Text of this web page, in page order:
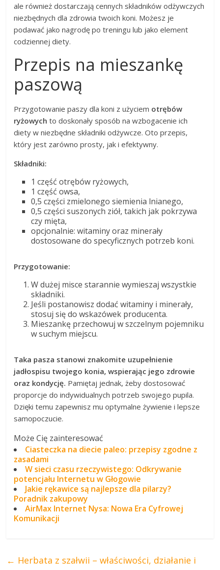
ale również dostarczają cennych składników odżywczych
niezbędnych dla zdrowia twoich koni. Możesz je
podawać jako nagrodę po treningu lub jako element
codziennej diety.
Przepis na mieszankę
paszową
Przygotowanie paszy dla koni z użyciem otrębów
ryżowych to doskonały sposób na wzbogacenie ich
diety w niezbędne składniki odżywcze. Oto przepis,
który jest zarówno prosty, jak i efektywny.
Składniki:
1 część otrębów ryżowych,
1 część owsa,
0,5 części zmielonego siemienia lnianego,
0,5 części suszonych ziół, takich jak pokrzywa
czy mięta,
opcjonalnie: witaminy oraz minerały
dostosowane do specyficznych potrzeb koni.
Przygotowanie:
W dużej misce starannie wymieszaj wszystkie
składniki.
Jeśli postanowisz dodać witaminy i minerały,
stosuj się do wskazówek producenta.
Mieszankę przechowuj w szczelnym pojemniku
w suchym miejscu.
Taka pasza stanowi znakomite uzupełnienie
jadłospisu twojego konia, wspierając jego zdrowie
oraz kondycję. Pamiętaj jednak, żeby dostosować
proporcje do indywidualnych potrzeb swojego pupila.
Dzięki temu zapewnisz mu optymalne żywienie i lepsze
samopoczucie.
Może Cię zainteresować
Ciasteczka na diecie paleo: przepisy zgodne z
zasadami
W sieci czasu rzeczywistego: Odkrywanie
potencjału Internetu w Głogowie
Jakie rękawice są najlepsze dla pilarzy?
Poradnik zakupowy
AirMax Internet Nysa: Nowa Era Cyfrowej
Komunikacji
← Herbata z szałwii – właściwości, działanie i